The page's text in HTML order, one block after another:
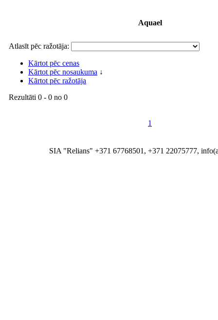
Aquael
Atlasīt pēc ražotāja:
Kārtot pēc cenas
Kārtot pēc nosaukuma ↓
Kārtot pēc ražotāja
Rezultāti 0 - 0 no 0
1
SIA "Relians" +371 67768501, +371 22075777,